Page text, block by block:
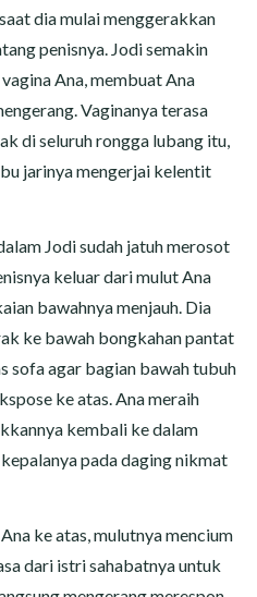
dia mulai menggerakkan
penisnya. Jodi semakin
Ana, membuat Ana
Vaginanya terasa
di seluruh rongga lubang itu,
jarinya mengerjai kelentit
Jodi sudah jatuh merosot
keluar dari mulut Ana
bawahnya menjauh. Dia
ke bawah bongkahan pantat
sofa agar bagian bawah tubuh
ke atas. Ana meraih
kembali ke dalam
pada daging nikmat
ke atas, mulutnya mencium
dari istri sahabatnya untuk